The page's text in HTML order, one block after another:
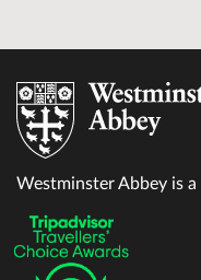
Westminster Abbey is a